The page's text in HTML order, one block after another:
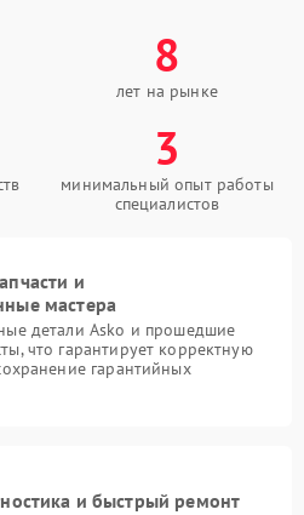
8
лет на рынке
3
минимальный опыт работы
специалистов
и
мастера
детали Asko и прошедшие
что гарантирует корректную
гарантийных
и быстрый ремонт